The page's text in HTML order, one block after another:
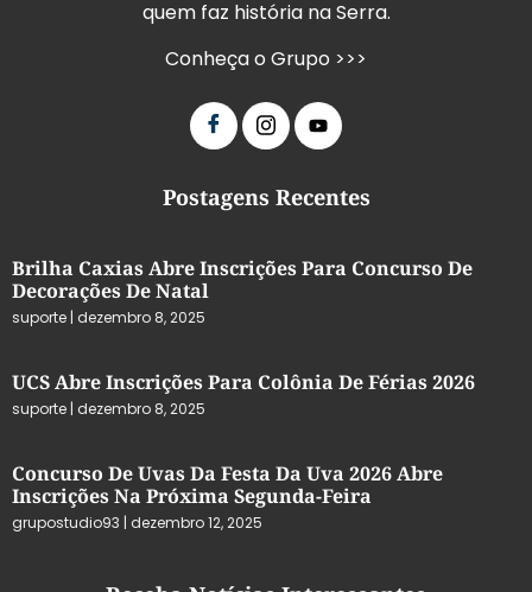
quem faz história na Serra.
Conheça o Grupo >>>
Postagens Recentes
Brilha Caxias Abre Inscrições Para Concurso De
Decorações De Natal
suporte dezembro 8, 2025
UCS Abre Inscrições Para Colônia De Férias 2026
suporte dezembro 8, 2025
Concurso De Uvas Da Festa Da Uva 2026 Abre
Inscrições Na Próxima Segunda-Feira
grupostudio93 dezembro 12, 2025